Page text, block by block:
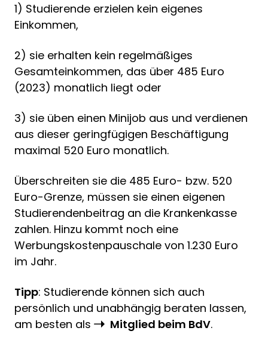
1) Studierende erzielen kein eigenes
Einkommen,
2) sie erhalten kein regelmäßiges
Gesamteinkommen, das über 485 Euro
(2023) monatlich liegt oder
3) sie üben einen Minijob aus und verdienen
aus dieser geringfügigen Beschäftigung
maximal 520 Euro monatlich.
Überschreiten sie die 485 Euro- bzw. 520
Euro-Grenze, müssen sie einen eigenen
Studierendenbeitrag an die Krankenkasse
zahlen. Hinzu kommt noch eine
Werbungskostenpauschale von 1.230 Euro
im Jahr.
Tipp: Studierende können sich auch
persönlich und unabhängig beraten lassen,
am besten als
Mitglied beim BdV.